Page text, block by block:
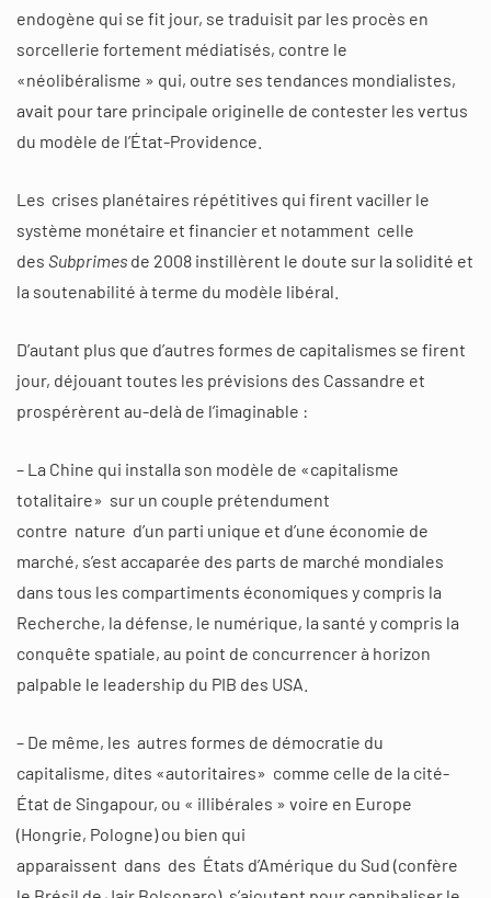
endogène qui se fit jour, se traduisit par les procès en
sorcellerie fortement médiatisés, contre le
«néolibéralisme » qui, outre ses tendances mondialistes,
avait pour tare principale originelle de contester les vertus
du modèle de l’État-Providence.
Les crises planétaires répétitives qui firent vaciller le
système monétaire et financier et notamment celle
des Subprimes de 2008 instillèrent le doute sur la solidité et
la soutenabilité à terme du modèle libéral.
D’autant plus que d’autres formes de capitalismes se firent
jour, déjouant toutes les prévisions des Cassandre et
prospérèrent au-delà de l’imaginable :
– La Chine qui installa son modèle de «capitalisme
totalitaire» sur un couple prétendument
contre nature d’un parti unique et d’une économie de
marché, s’est accaparée des parts de marché mondiales
dans tous les compartiments économiques y compris la
Recherche, la défense, le numérique, la santé y compris la
conquête spatiale, au point de concurrencer à horizon
palpable le leadership du PIB des USA.
– De même, les autres formes de démocratie du
capitalisme, dites «autoritaires» comme celle de la cité-
État de Singapour, ou « illibérales » voire en Europe
(Hongrie, Pologne) ou bien qui
apparaissent dans des États d’Amérique du Sud (confère